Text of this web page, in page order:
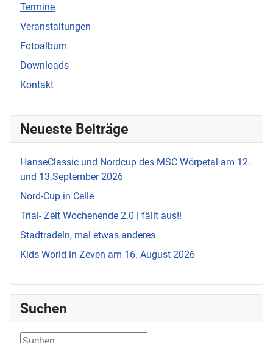
Termine
Veranstaltungen
Fotoalbum
Downloads
Kontakt
Neueste Beiträge
HanseClassic und Nordcup des MSC Wörpetal am 12.
und 13.September 2026
Nord-Cup in Celle
Trial- Zelt Wochenende 2.0 | fällt aus!!
Stadtradeln, mal etwas anderes
Kids World in Zeven am 16. August 2026
Suchen
Suchen ...